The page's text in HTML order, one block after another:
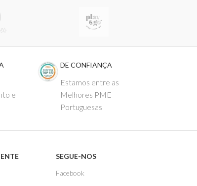
e
DE CONFIANÇA
Estamos entre as
Melhores PME
Portuguesas
SEGUE-NOS
Facebook